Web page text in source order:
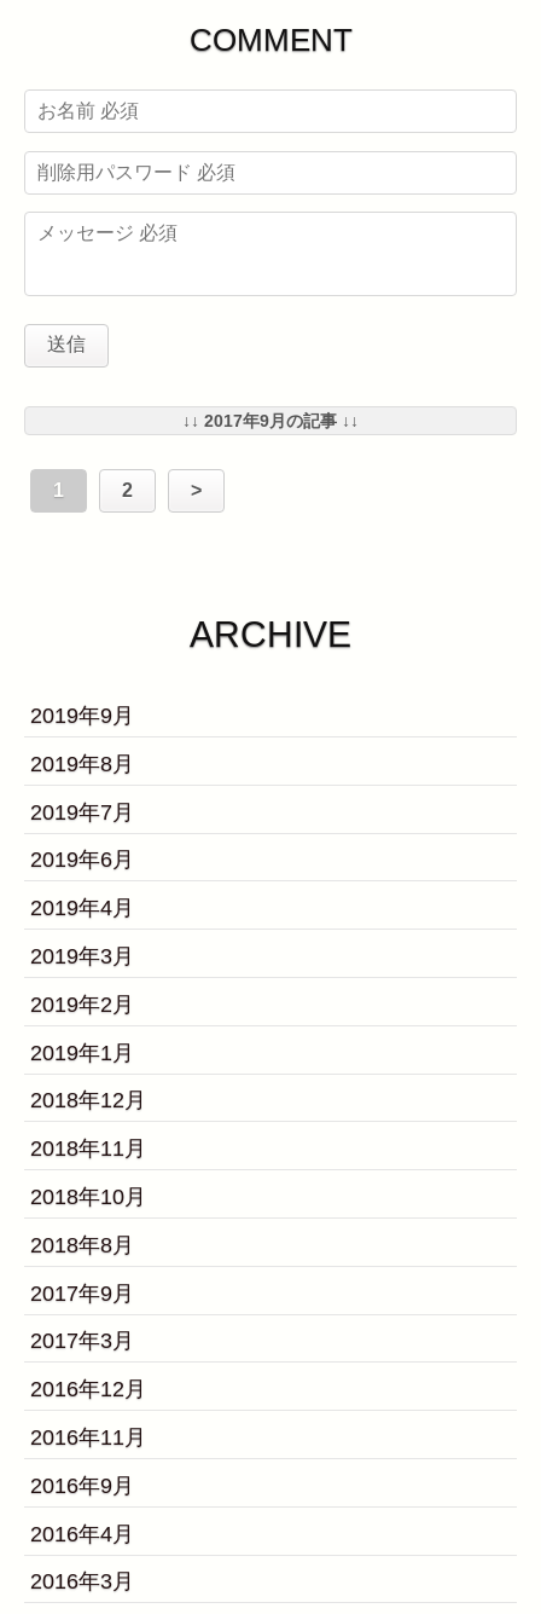
COMMENT
↓↓ 2017年9月の記事 ↓↓
1 2 >
ARCHIVE
2019年9月
2019年8月
2019年7月
2019年6月
2019年4月
2019年3月
2019年2月
2019年1月
2018年12月
2018年11月
2018年10月
2018年8月
2017年9月
2017年3月
2016年12月
2016年11月
2016年9月
2016年4月
2016年3月